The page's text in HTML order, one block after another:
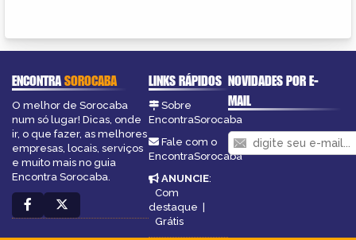
ENCONTRASOROCABA
O melhor de Sorocaba
num só lugar! Dicas, onde
ir, o que fazer, as melhores
empresas, locais, serviços
e muito mais no guia
Encontra Sorocaba.
LINKS RÁPIDOS
Sobre
EncontraSorocaba
Fale com o
EncontraSorocaba
ANUNCIE:
Com
destaque |
Grátis
NOVIDADES POR E-
MAIL